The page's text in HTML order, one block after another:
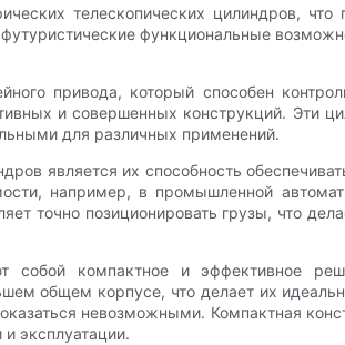
телескопических цилиндров,
функциональные
привода, который способен
и совершенных конструкций. Эти
для различных применений.
является их способность
например, в промышленной
точно позиционировать грузы, что
собой компактное и эффективное
общем корпусе, что делает их
невозможными. Компактная
эксплуатации.